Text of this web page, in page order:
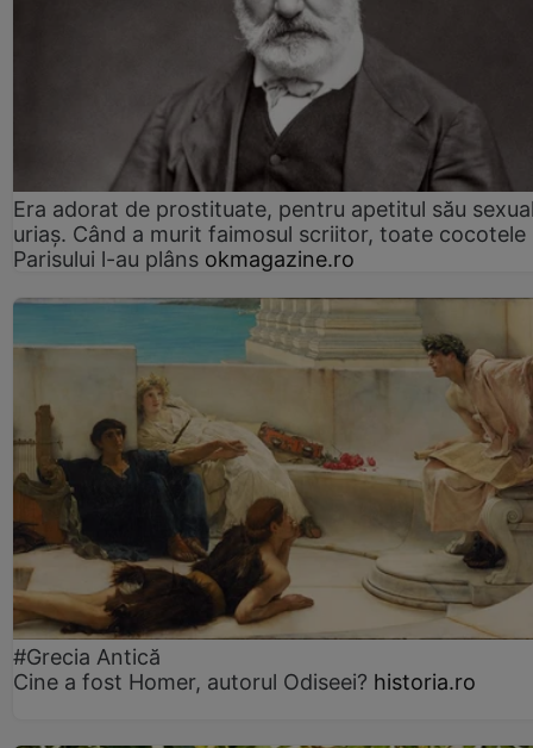
Era adorat de prostituate, pentru apetitul său
uriaș. Când a murit faimosul scriitor, toate cocotele
Parisului l-au plâns okmagazine.ro
#Grecia Antică
Cine a fost Homer, autorul Odiseei? historia.ro